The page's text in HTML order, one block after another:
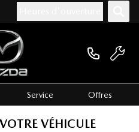
Service Offres
VÉHICULE